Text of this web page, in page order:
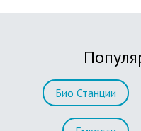
Био Станции